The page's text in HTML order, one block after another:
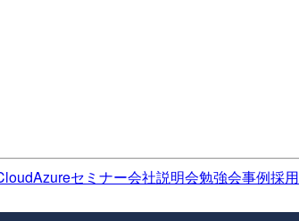
Azureセミナー会社説明会勉強会事例採用